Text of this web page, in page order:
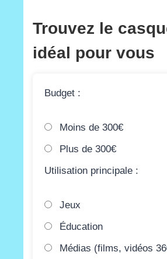
Trouvez le
idéal pour vous
Budget :
Moins de 300€
Plus de 300€
Utilisation principale :
Jeux
Éducation
Médias (films, vidéos